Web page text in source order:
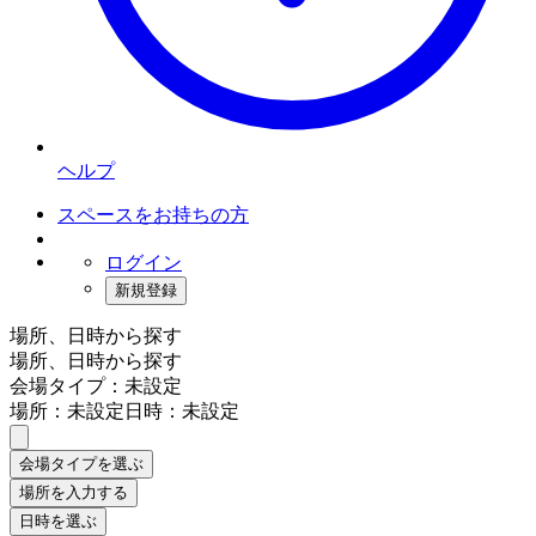
ヘルプ
スペースをお持ちの方
ログイン
新規登録
場所、日時から探す
場所、日時から探す
会場タイプ：未設定
場所：未設定日時：未設定
会場タイプを選ぶ
場所を入力する
日時を選ぶ